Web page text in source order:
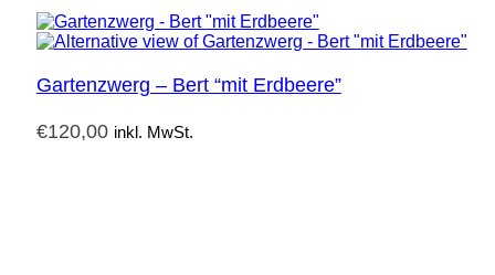
Gartenzwerg – Bert “mit Erdbeere”
€120,00 inkl. MwSt.